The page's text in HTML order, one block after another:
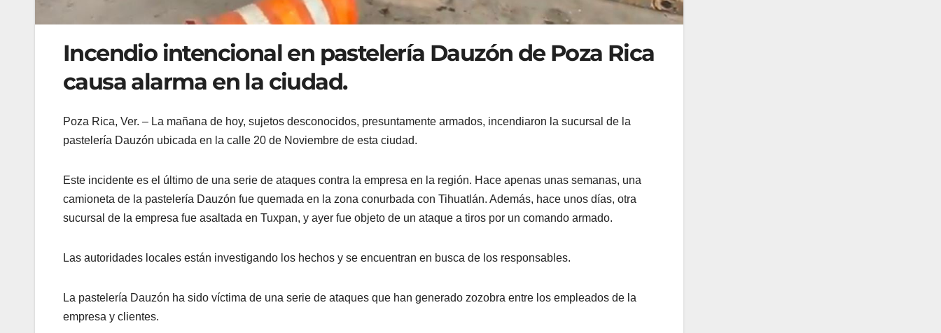
Incendio intencional en pastelería Dauzón de Poza Rica
causa alarma en la ciudad.
Poza Rica, Ver. – La mañana de hoy, sujetos desconocidos, presuntamente armados, incendiaron la sucursal de la
pastelería Dauzón ubicada en la calle 20 de Noviembre de esta ciudad.
Este incidente es el último de una serie de ataques contra la empresa en la región. Hace apenas unas semanas, una
camioneta de la pastelería Dauzón fue quemada en la zona conurbada con Tihuatlán. Además, hace unos días, otra
sucursal de la empresa fue asaltada en Tuxpan, y ayer fue objeto de un ataque a tiros por un comando armado.
Las autoridades locales están investigando los hechos y se encuentran en busca de los responsables.
La pastelería Dauzón ha sido víctima de una serie de ataques que han generado zozobra entre los empleados de la
empresa y clientes.